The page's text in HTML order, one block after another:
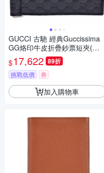
GUCCI 古馳 經典Guccissima
GG烙印牛皮折疊鈔票短夾(黑
色)
$17,622 89折
挑戰低價 券
加入購物車